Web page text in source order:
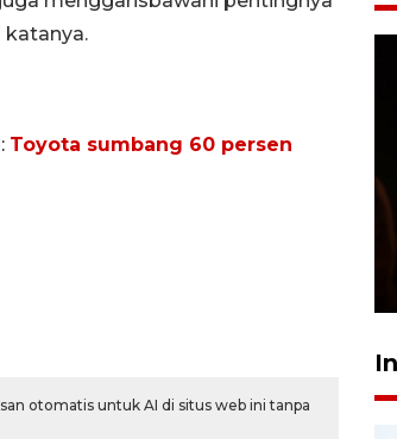
Toyota sumbang 60 persen
otomatis untuk AI di situs web ini tanpa